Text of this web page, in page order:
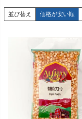
並び替え 価格が安い順